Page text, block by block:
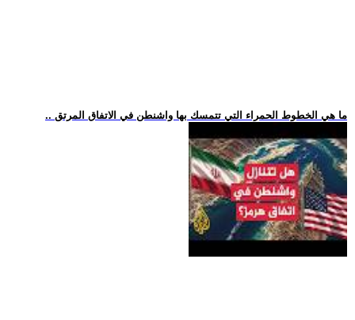
.. ما هي الخطوط الحمراء التي تتمسك بها واشنطن في الاتفاق المرتق